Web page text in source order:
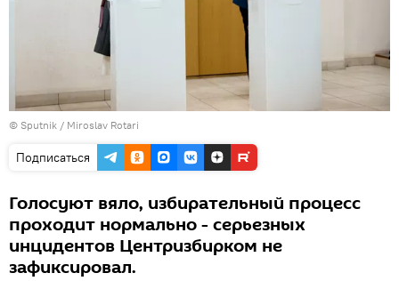
© Sputnik / Miroslav Rotari
Подписаться
Голосуют вяло, избирательный процесс
проходит нормально - серьезных
инцидентов Центризбирком не
зафиксировал.